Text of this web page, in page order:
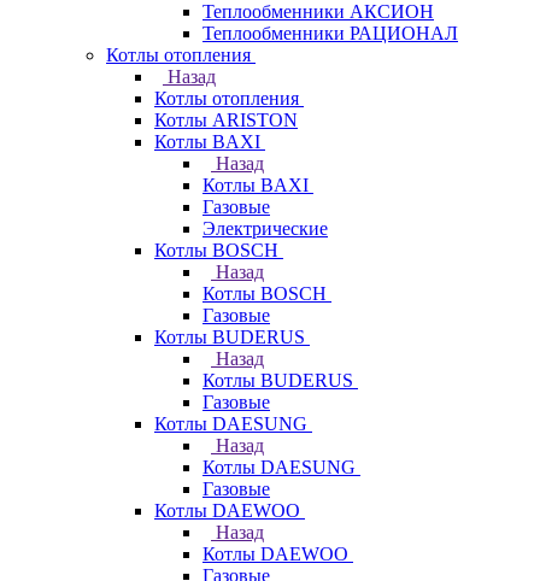
Теплообменники АКСИОН
Теплообменники РАЦИОНАЛ
Котлы отопления
Назад
Котлы отопления
Котлы ARISTON
Котлы BAXI
Назад
Котлы BAXI
Газовые
Электрические
Котлы BOSCH
Назад
Котлы BOSCH
Газовые
Котлы BUDERUS
Назад
Котлы BUDERUS
Газовые
Котлы DAESUNG
Назад
Котлы DAESUNG
Газовые
Котлы DAEWOO
Назад
Котлы DAEWOO
Газовые